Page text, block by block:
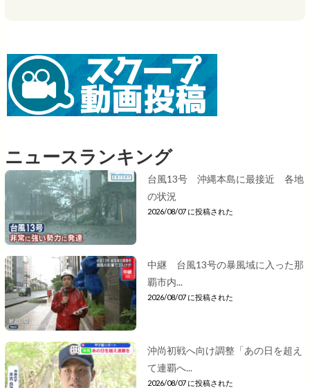
ニュースランキング
台風13号 沖縄本島に最接近 各地
の状況
2026/08/07 に投稿された
中継 台風13号の暴風域に入った那
覇市内...
2026/08/07 に投稿された
沖尚初戦へ向け調整「あの日を超え
て連覇へ...
2026/08/07 に投稿された